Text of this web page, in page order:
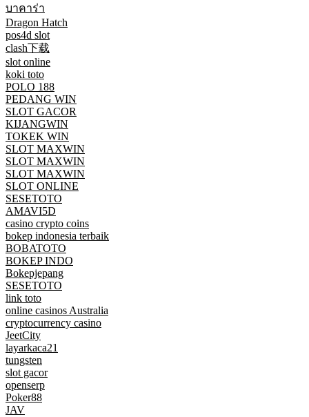
บาคาร่า
Dragon Hatch
pos4d slot
clash下载
slot online
koki toto
POLO 188
PEDANG WIN
SLOT GACOR
KIJANGWIN
TOKEK WIN
SLOT MAXWIN
SLOT MAXWIN
SLOT MAXWIN
SLOT ONLINE
SESETOTO
AMAVI5D
casino crypto coins
bokep indonesia terbaik
BOBATOTO
BOKEP INDO
Bokepjepang
SESETOTO
link toto
online casinos Australia
cryptocurrency casino
JeetCity
layarkaca21
tungsten
slot gacor
openserp
Poker88
JAV